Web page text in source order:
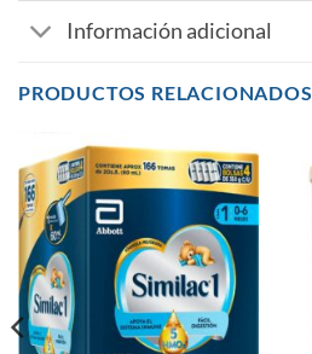
Información adicional
PRODUCTOS RELACIONADOS